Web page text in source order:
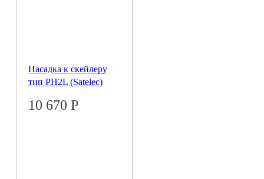
Насадка к скейлеру
тип PH2L (Satelec)
10 670 Р